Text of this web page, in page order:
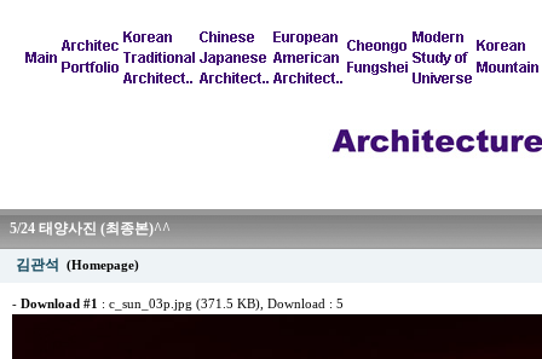
5/24 태양사진 (최종본)^^
김관석 (Homepage)
- Download #1 : c_sun_03p.jpg (371.5 KB) , Download : 5